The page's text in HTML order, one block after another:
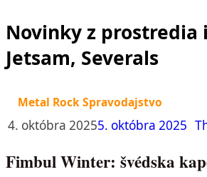
Novinky z prostredia
Jetsam, Severals
Metal Rock Spravodajstvo
4. októbra 20255. októbra 2025
Fimbul Winter: švédska